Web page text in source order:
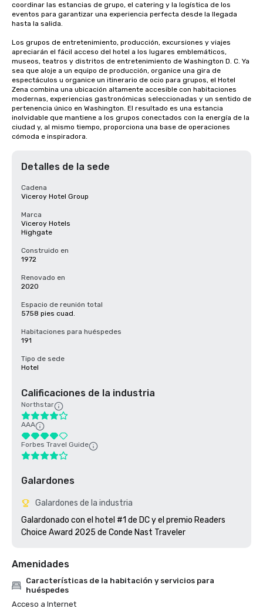
coordinar las estancias de grupo, el catering y la logística de los
eventos para garantizar una experiencia perfecta desde la llegada
hasta la salida.
Los grupos de entretenimiento, producción, excursiones y viajes
apreciarán el fácil acceso del hotel a los lugares emblemáticos,
museos, teatros y distritos de entretenimiento de Washington D. C. Ya
sea que aloje a un equipo de producción, organice una gira de
espectáculos u organice un itinerario de ocio para grupos, el Hotel
Zena combina una ubicación altamente accesible con habitaciones
modernas, experiencias gastronómicas seleccionadas y un sentido de
pertenencia único en Washington. El resultado es una estancia
inolvidable que mantiene a los grupos conectados con la energía de la
ciudad y, al mismo tiempo, proporciona una base de operaciones
cómoda e inspiradora.
Detalles de la sede
Cadena
Viceroy Hotel Group
Marca
Viceroy Hotels
Highgate
Construido en
1972
Renovado en
2020
Espacio de reunión total
5758 pies cuad.
Habitaciones para huéspedes
191
Tipo de sede
Hotel
Calificaciones de la industria
Northstar
AAA
Forbes Travel Guide
Galardones
Galardones de la industria
Galardonado con el hotel #1 de DC y el premio Readers
Choice Award 2025 de Conde Nast Traveler
Amenidades
Características de la habitación y servicios para
huéspedes
Acceso a Internet